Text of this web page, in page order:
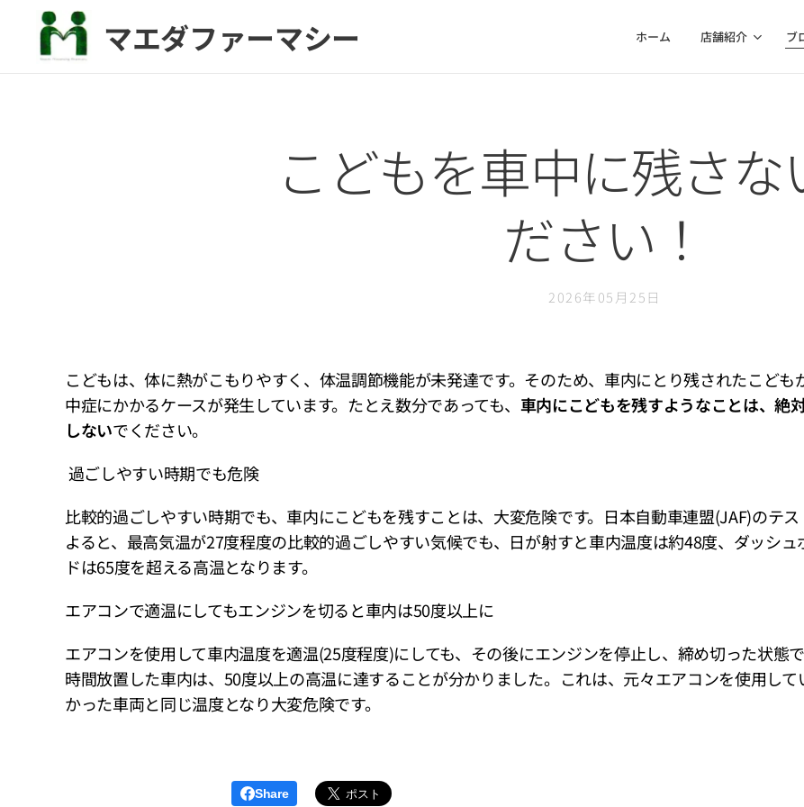
マエダファーマシー ホーム 店舗紹介 ブ
こどもを車中に残さな
ださい！
2026年05月25日
こどもは、体に熱がこもりやすく、体温調節機能が未発達です。そのため、車内にとり残されたこども
中症にかかるケースが発生しています。たとえ数分であっても、 車内にこどもを残すようなことは、絶
しないでください。
過ごしやすい時期でも危険
比較的過ごしやすい時期でも、車内にこどもを残すことは、大変危険です。日本自動車連盟(JAF)のテ
よると、最高気温が27度程度の比較的過ごしやすい気候でも、日が射すと車内温度は約48度、ダッシュ
ドは65度を超える高温となります。
エアコンで適温にしてもエンジンを切ると車内は50度以上に
エアコンを使用して車内温度を適温(25度程度)にしても、その後にエンジンを停止し、締め切った状態
時間放置した車内は、50度以上の高温に達することが分かりました。これは、元々エアコンを使用して
かった車両と同じ温度となり大変危険です。
Share